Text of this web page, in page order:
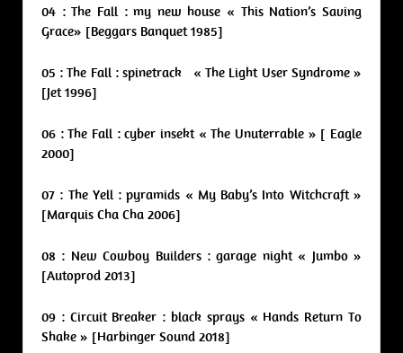
04 : The Fall : my new house « This Nation’s Saving
Grace» [Beggars Banquet 1985]
05 : The Fall : spinetrack « The Light User Syndrome »
[Jet 1996]
06 : The Fall : cyber insekt « The Unuterrable » [ Eagle
2000]
07 : The Yell : pyramids « My Baby’s Into Witchcraft »
[Marquis Cha Cha 2006]
08 : New Cowboy Builders : garage night « Jumbo »
[Autoprod 2013]
09 : Circuit Breaker : black sprays « Hands Return To
Shake » [Harbinger Sound 2018]